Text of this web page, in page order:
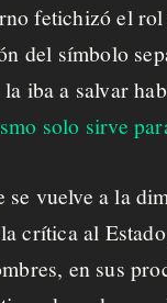
fetichizó el
del símbolo
iba a salvar
solo sirve
vuelve a la
crítica al
en sus